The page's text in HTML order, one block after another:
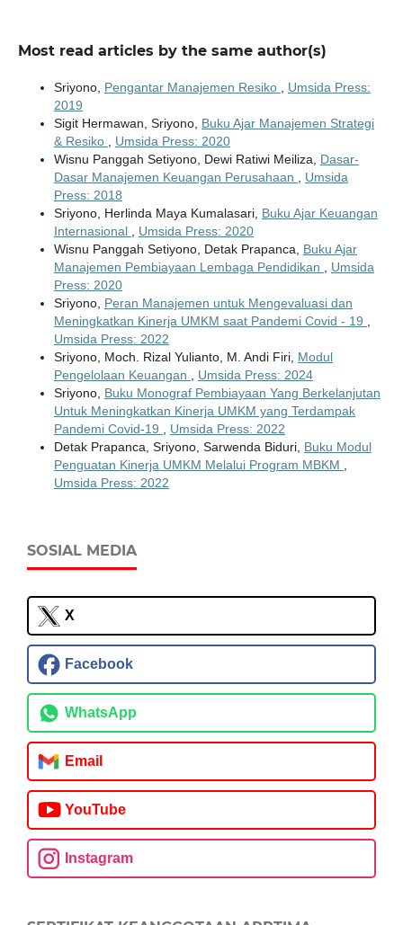
Most read articles by the same author(s)
Sriyono, Pengantar Manajemen Resiko , Umsida Press:
2019
Sigit Hermawan, Sriyono, Buku Ajar Manajemen Strategi
& Resiko , Umsida Press: 2020
Wisnu Panggah Setiyono, Dewi Ratiwi Meiliza, Dasar-
Dasar Manajemen Keuangan Perusahaan , Umsida
Press: 2018
Sriyono, Herlinda Maya Kumalasari, Buku Ajar Keuangan
Internasional , Umsida Press: 2020
Wisnu Panggah Setiyono, Detak Prapanca, Buku Ajar
Manajemen Pembiayaan Lembaga Pendidikan , Umsida
Press: 2020
Sriyono, Peran Manajemen untuk Mengevaluasi dan
Meningkatkan Kinerja UMKM saat Pandemi Covid - 19 ,
Umsida Press: 2022
Sriyono, Moch. Rizal Yulianto, M. Andi Firi, Modul
Pengelolaan Keuangan , Umsida Press: 2024
Sriyono, Buku Monograf Pembiayaan Yang Berkelanjutan
Untuk Meningkatkan Kinerja UMKM yang Terdampak
Pandemi Covid-19 , Umsida Press: 2022
Detak Prapanca, Sriyono, Sarwenda Biduri, Buku Modul
Penguatan Kinerja UMKM Melalui Program MBKM ,
Umsida Press: 2022
SOSIAL MEDIA
X
Facebook
WhatsApp
Email
YouTube
Instagram